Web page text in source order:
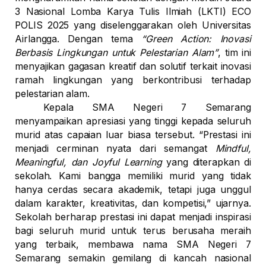
3 Nasional Lomba Karya Tulis Ilmiah (LKTI) ECO
POLIS 2025 yang diselenggarakan oleh Universitas
Airlangga. Dengan tema
“Green Action: Inovasi
Berbasis Lingkungan untuk Pelestarian Alam”, tim ini
menyajikan gagasan kreatif dan solutif terkait inovasi
ramah lingkungan yang berkontribusi terhadap
pelestarian alam.
Kepala SMA Negeri 7 Semarang
menyampaikan apresiasi yang tinggi kepada seluruh
murid atas capaian luar biasa tersebut. “Prestasi ini
menjadi cerminan nyata dari semangat Mindful,
Meaningful, dan Joyful Learningyang diterapkan di
sekolah. Kami bangga memiliki murid yang tidak
hanya cerdas secara akademik, tetapi juga unggul
dalam karakter, kreativitas, dan kompetisi,” ujarnya.
Sekolah berharap prestasi ini dapat menjadi inspirasi
bagi seluruh murid untuk terus berusaha meraih
yang terbaik, membawa nama SMA Negeri 7
Semarang semakin gemilang di kancah nasional